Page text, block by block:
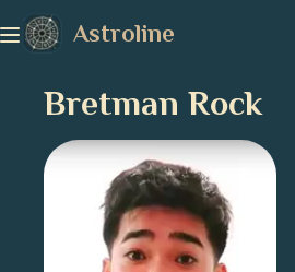
Astroline
Bretman Rock